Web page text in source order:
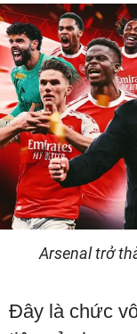
Arsenal trở
Đây là chức